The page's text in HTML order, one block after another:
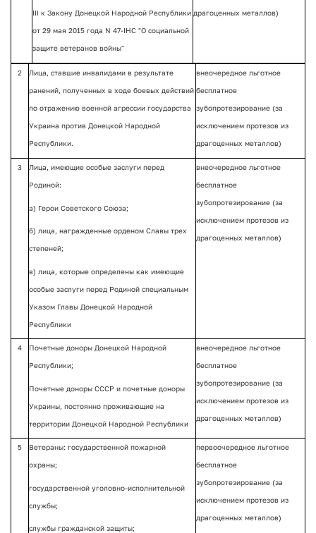
III к Закону Донецкой Народной Республики
от 29 мая 2015 года N 47-IНС "О социальной
защите ветеранов войны"
драгоценных металлов)
2 Лица, ставшие инвалидами в результате
ранений, полученных в ходе боевых действий
по отражению военной агрессии государства
Украина против Донецкой Народной
Республики.
внеочередное льготное
бесплатное
зубопротезирование (за
исключением протезов из
драгоценных металлов)
3 Лица, имеющие особые заслуги перед
Родиной:
а) Герои Советского Союза;
б) лица, награжденные орденом Славы трех
степеней;
в) лица, которые определены как имеющие
особые заслуги перед Родиной специальным
Указом Главы Донецкой Народной
Республики
внеочередное льготное
бесплатное
зубопротезирование (за
исключением протезов из
драгоценных металлов)
4 Почетные доноры Донецкой Народной
Республики;
Почетные доноры СССР и почетные доноры
Украины, постоянно проживающие на
территории Донецкой Народной Республики
внеочередное льготное
бесплатное
зубопротезирование (за
исключением протезов из
драгоценных металлов)
5 Ветераны: государственной пожарной
охраны;
государственной уголовно-исполнительной
службы;
службы гражданской защиты;
первоочередное льготное
бесплатное
зубопротезирование (за
исключением протезов из
драгоценных металлов)